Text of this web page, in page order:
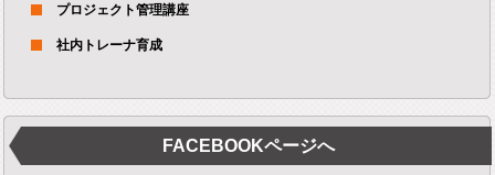
プロジェクト管理講座
社内トレーナ育成
FACEBOOKページへ